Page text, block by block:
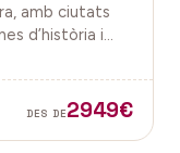
amb ciutats
d’història i
DES DE2949€